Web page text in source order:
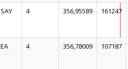
SAY 4 356,95589 161247
EA 4 356,78009 107187